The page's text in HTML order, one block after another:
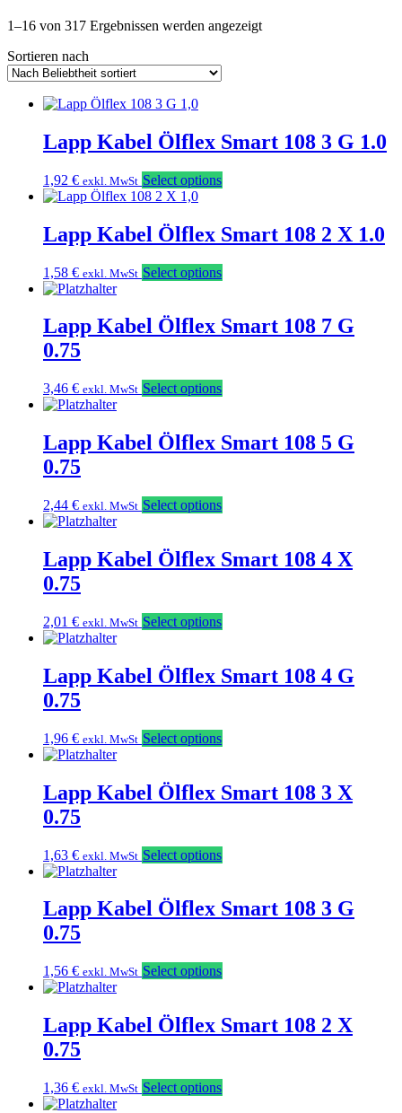
1–16 von 317 Ergebnissen werden angezeigtNach
Sortieren nach
Lapp Kabel Ölflex Smart 108 3 G 1.0
1,92 € exkl. MwSt Select options
Lapp Kabel Ölflex Smart 108 2 X 1.0
1,58 € exkl. MwSt Select options
Lapp Kabel Ölflex Smart 108 7 G
0.75
3,46 € exkl. MwSt Select options
Lapp Kabel Ölflex Smart 108 5 G
0.75
2,44 € exkl. MwSt Select options
Lapp Kabel Ölflex Smart 108 4 X
0.75
2,01 € exkl. MwSt Select options
Lapp Kabel Ölflex Smart 108 4 G
0.75
1,96 € exkl. MwSt Select options
Lapp Kabel Ölflex Smart 108 3 X
0.75
1,63 € exkl. MwSt Select options
Lapp Kabel Ölflex Smart 108 3 G
0.75
1,56 € exkl. MwSt Select options
Lapp Kabel Ölflex Smart 108 2 X
0.75
1,36 € exkl. MwSt Select options